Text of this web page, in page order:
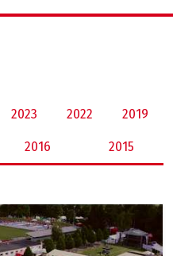
2023 2022 2019
2016 2015